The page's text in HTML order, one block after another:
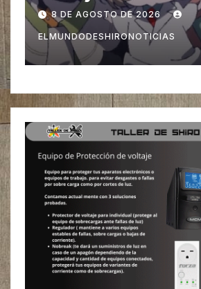
1 DE AGOSTO DE 2026
ELMUNDODESHIRONOTICIAS